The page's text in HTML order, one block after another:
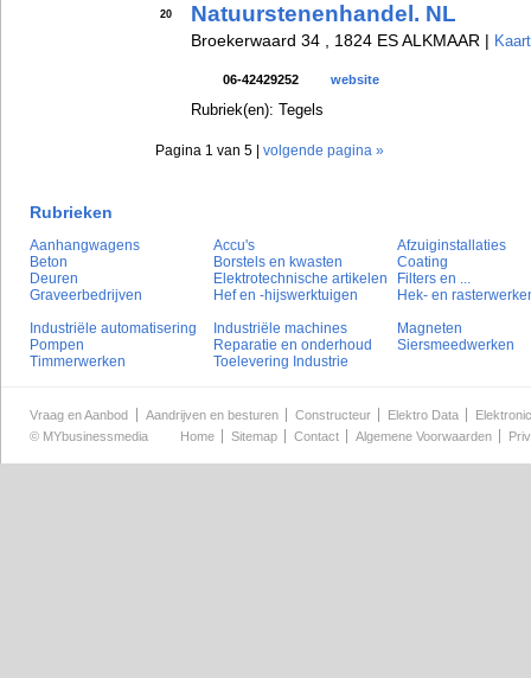
20 Natuurstenenhandel. NL
Broekerwaard 34 , 1824 ES ALKMAAR |
06-42429252 website
Rubriek(en): Tegels
Pagina 1 van 5 | volgende pagina »
Rubrieken
Aanhangwagens Accu's
Afzuiginstallaties
Beton
Borstels en kwasten
Coating
Deuren
Elektrotechnische artikelen
Filters en ...
Graveerbedrijven
Hef en -hijswerktuigen
Hek- en
Industriële automatisering
Industriële machines
Magneten
Pompen
Reparatie en onderhoud
Siersmeedwerken
Timmerwerken
Toelevering Industrie
Vraag en Aanbod Aandrijven en besturen Constructeur Elektro Data
© MYbusinessmedia Home Sitemap Contact Algemene Voorwaarden